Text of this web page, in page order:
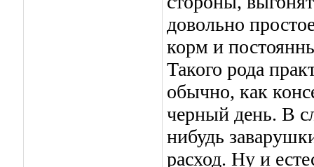
довольно
корм и
Такого рода
обычно, как
черный день. В
нибудь
расход. Ну и